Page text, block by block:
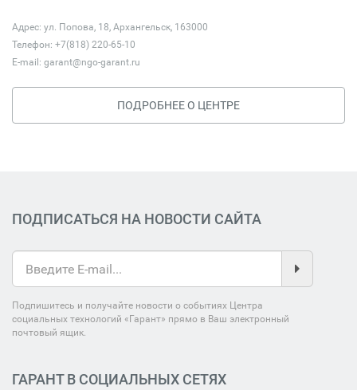
Адрес: ул. Попова, 18, Архангельск, 163000
Телефон: +7(818) 220-65-10
E-mail: garant@ngo-garant.ru
ПОДРОБНЕЕ О ЦЕНТРЕ
ПОДПИСАТЬСЯ НА НОВОСТИ САЙТА
Подпишитесь и получайте новости о событиях Центра
социальных технологий «Гарант» прямо в Ваш электронный
почтовый ящик.
ГАРАНТ В СОЦИАЛЬНЫХ СЕТЯХ